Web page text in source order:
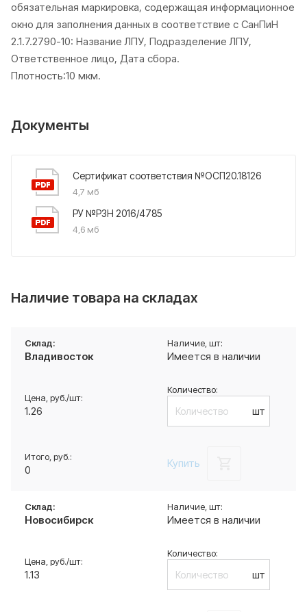
обязательная маркировка, содержащая информационное
окно для заполнения данных в соответствие с СанПиН
2.1.7.2790-10: Название ЛПУ, Подразделение ЛПУ,
Ответственное лицо, Дата сбора.
Плотность:10 мкм.
Документы
Сертификат соответствия №ОСП20.18126
4,7 мб
РУ №РЗН 2016/4785
4,6 мб
Наличие товара на складах
Владивосток Имеется в наличии
1.26 шт
0 Купить
Новосибирск Имеется в наличии
1.13 шт